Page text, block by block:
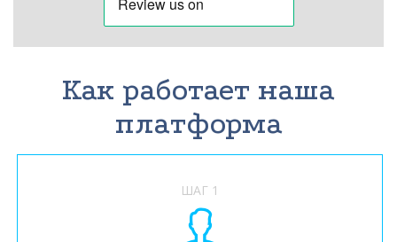
Как работает наша
платформа
ШАГ 1